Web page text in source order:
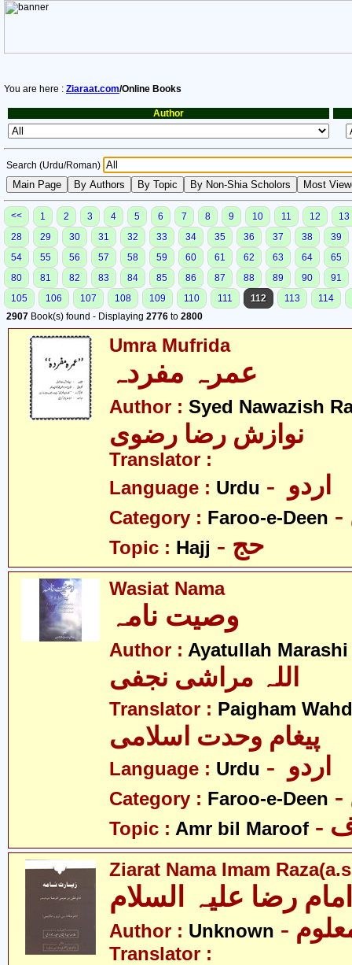
You are here : Ziaraat.com/Online Books
Author
Search (Urdu/Roman)
<< 1 2 3 4 5 6 7 8 9 10 11 12
13
28
29 30 31 32 33 34 35 36 37 38
39
54
55 56 57 58 59 60 61 62 63 64
65
80
81 82 83 84 85 86 87 88 89 90
91
105
106 107 108 109 110 111 112 113
114
2907 Book(s) found - Displaying 2776 to 2800
Umra Mufrida
عمرہ مفردہ
Author : Syed Nawazish
نوازش رضا رضوی
Translator :
Language : Urdu
Category : Faroo-e-Deen
Topic : Hajj - حج
Wasiat Nama
وصیت نامہ
Author : Ayatullah
اللہ مراشی نجفی
Translator : Paigham
پیغام وحدت اسلامی
Language : Urdu
Category : Faroo-e-Deen
Topic : Amr bil Maroof
Ziarat Nama Imam
رضا علیہ السلام
Author : Unknown
Translator :